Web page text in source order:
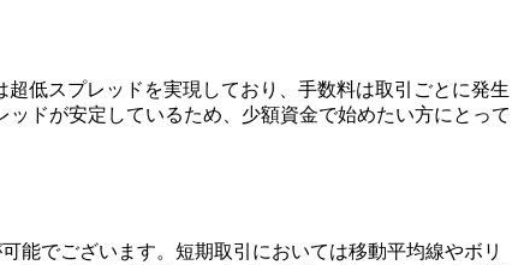
低スプレッドを実現しており、手数料は取引ごとに発生
ドが安定しているため、少額資金で始めたい方にとって
能でございます。短期取引においては移動平均線やボリ